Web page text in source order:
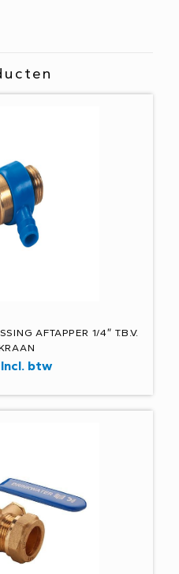
AFTAPPER 1/4″ T.B.V.
Incl. btw